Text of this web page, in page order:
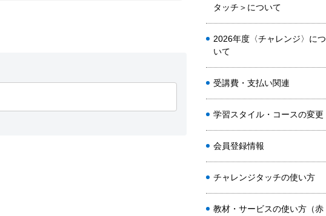
タッチ＞について
2026年度〈チャレンジ〉につ
いて
受講費・支払い関連
学習スタイル・コースの変更
会員登録情報
チャレンジタッチの使い方
教材・サービスの使い方（赤